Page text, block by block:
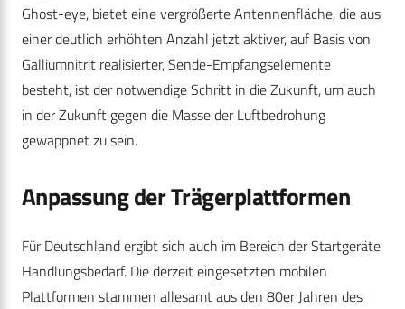
Ghost-eye, bietet eine vergrößerte Antennenfläche, die aus
einer deutlich erhöhten Anzahl jetzt aktiver, auf Basis von
Galliumnitrit realisierter, Sende-Empfangselemente
besteht, ist der notwendige Schritt in die Zukunft, um auch
in der Zukunft gegen die Masse der Luftbedrohung
gewappnet zu sein.
Anpassung der Trägerplattformen
Für Deutschland ergibt sich auch im Bereich der Startgeräte
Handlungsbedarf. Die derzeit eingesetzten mobilen
Plattformen stammen allesamt aus den 80er Jahren des